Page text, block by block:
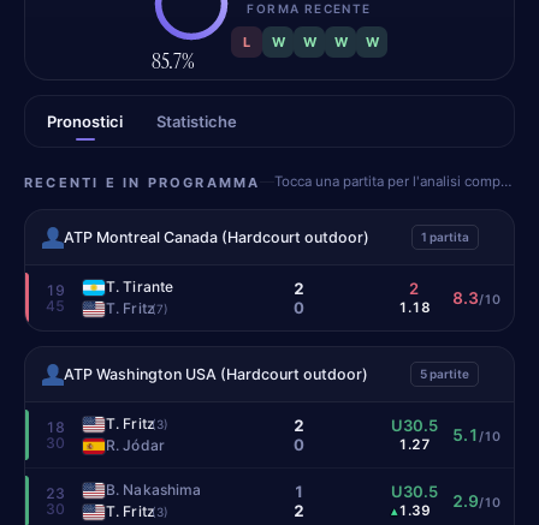
85.7%
FORMA RECENTE
L W W W W
Pronostici Statistiche
RECENTI E IN PROGRAMMA Tocca una partita per l'analisi completa
ATP Montreal Canada (Hardcourt outdoor) 1 partita
19
45
T. Tirante
T. Fritz(7)
2
0
2
1.18 8.3/10
ATP Washington USA (Hardcourt outdoor) 5 partite
18
30
T. Fritz(3)
R. Jódar
2
0
U30.5
1.27 5.1/10
23
30
B. Nakashima
T. Fritz(3)
1
2
U30.5
▴1.39 2.9/10